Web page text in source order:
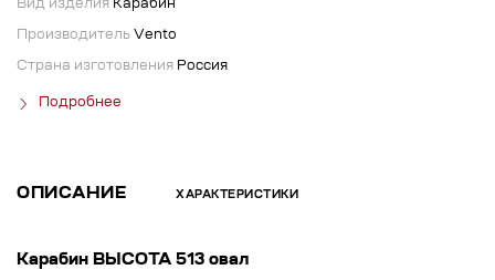
Вид изделия Карабин
Производитель Vento
Страна изготовления Россия
Подробнее
ОПИСАНИЕ ХАРАКТЕРИСТИКИ
Карабин ВЫСОТА 513 овал